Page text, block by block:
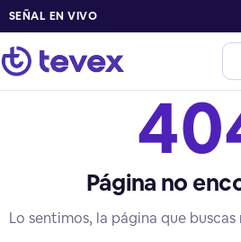
SEÑAL EN VIVO
Página no
Lo sentimos, la página que